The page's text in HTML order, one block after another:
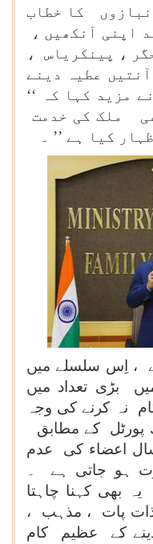
کا خطاب
اپنی آنکھیں ،
، پینکریاس ،
عطیہ دینے
مزید کہا کہ ‘‘
ملک کی خدمت
کیا ہے ’’ ۔
اِس سلسلے میں
بڑی تعداد میں
نہ کرنے کی وجہ
پورٹل کے مطابق
ہر سال اعضاء کی عدم
ہو جاتی ہے ۔
بھی کہنا چاہتا
پات ، مذہب ،
کے عظیم کام